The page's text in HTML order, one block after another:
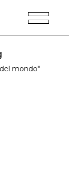
mondo"